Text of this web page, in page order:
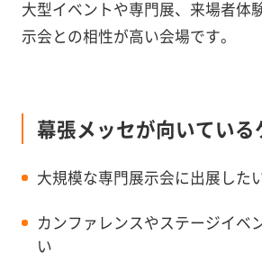
大型イベントや専門展、来場者体
示会との相性が高い会場です。
幕張メッセが向いている
大規模な専門展示会に出展した
カンファレンスやステージイベ
い